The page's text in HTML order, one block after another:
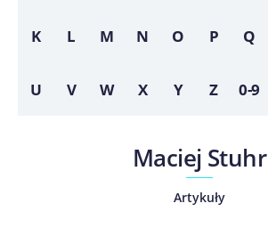
K L M N O P Q
U V W X Y Z 0-9
Maciej Stuhr
Artykuły